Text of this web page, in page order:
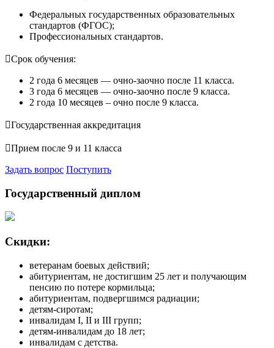
Федеральных государственных образовательных
стандартов (ФГОС);
Профессиональных стандартов.
Срок обучения:
2 года 6 месяцев — очно-заочно после 11 класса.
3 года 6 месяцев — очно-заочно после 9 класса.
2 года 10 месяцев – очно после 9 класса.
Государственная аккредитация
Прием после 9 и 11 класса
Задать вопрос Поступить
Государственный диплом
Скидки:
ветеранам боевых действий;
абитуриентам, не достигшим 25 лет и получающим
пенсию по потере кормильца;
абитуриентам, подвергшимся радиации;
детям-сиротам;
инвалидам I, II и III групп;
детям-инвалидам до 18 лет;
инвалидам с детства.